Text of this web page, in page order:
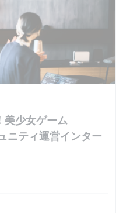
美少女ゲーム
ニティ運営インター